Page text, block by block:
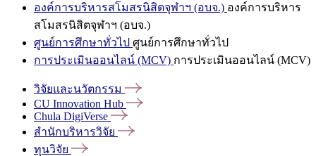
องค์การบริหารสโมสรนิสิตจุฬาฯ (อบจ.) องค์การบริหาร
สโมสรนิสิตจุฬาฯ (อบจ.)
ศูนย์การศึกษาทั่วไป ศูนย์การศึกษาทั่วไป
การประเมินออนไลน์ (MCV) การประเมินออนไลน์ (MCV)
วิจัยและนวัตกรรม
CU Innovation Hub
Chula DigiVerse
สำนักบริหารวิจัย
ทุนวิจัย